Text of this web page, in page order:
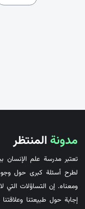
مدونة المنتظر
تعتبر مدرسة علم الإنسان
لطرح أسئلة كبرى حول
ومعناه. إن التساؤلات التي
إجابة حول طبيعتنا